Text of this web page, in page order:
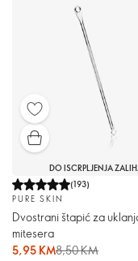
DO ISCRPLJENJA
(193)
PURE SKIN
Dvostrani štapić za
mitesera
5,95 KM8,50 KM